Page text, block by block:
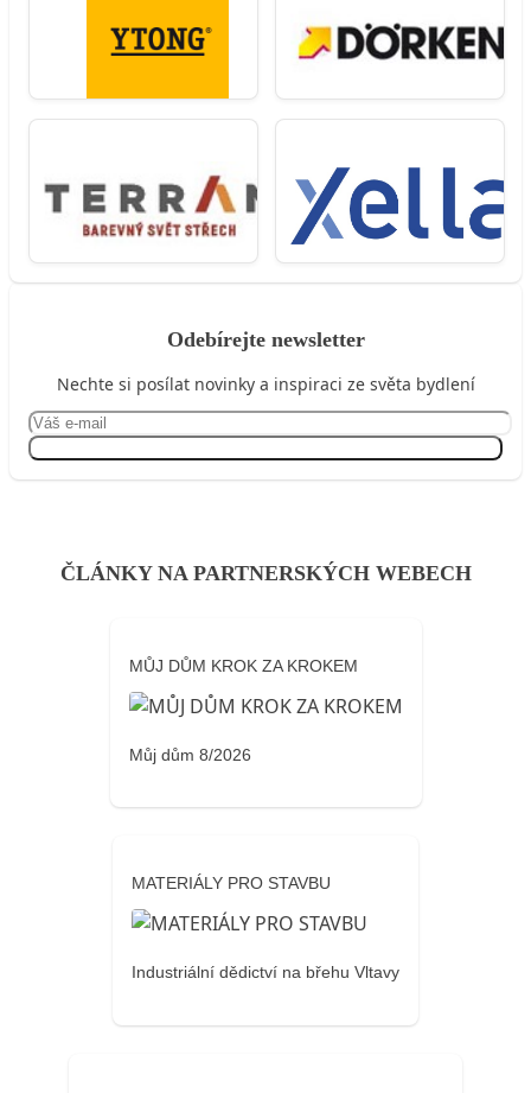
Odebírejte newsletter
Nechte si posílat novinky a inspiraci ze světa bydlení
ČLÁNKY NA PARTNERSKÝCH WEBECH
MŮJ DŮM KROK ZA KROKEM
Můj dům 8/2026
MATERIÁLY PRO STAVBU
Industriální dědictví na břehu Vltavy